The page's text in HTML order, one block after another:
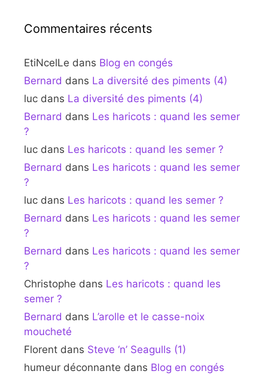
Commentaires récents
EtiNcelLe dans Blog en congés
Bernard dans La diversité des piments (4)
luc dans La diversité des piments (4)
Bernard dans Les haricots : quand les semer
?
luc dans Les haricots : quand les semer ?
Bernard dans Les haricots : quand les semer
?
luc dans Les haricots : quand les semer ?
Bernard dans Les haricots : quand les semer
?
Bernard dans Les haricots : quand les semer
?
Christophe dans Les haricots : quand les
semer ?
Bernard dans L’arolle et le casse-noix
moucheté
Florent dans Steve ‘n’ Seagulls (1)
humeur déconnante dans Blog en congés